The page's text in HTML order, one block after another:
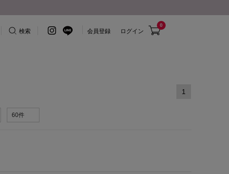
検索 会員登録 ログイン
0
60件
1